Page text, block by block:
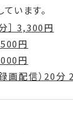
います。
］ 3,300円
円
円
画配信）20分